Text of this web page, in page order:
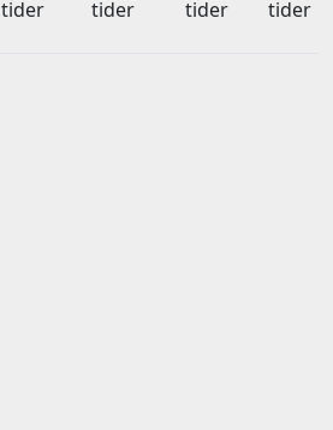
tider
tider
tider
tider